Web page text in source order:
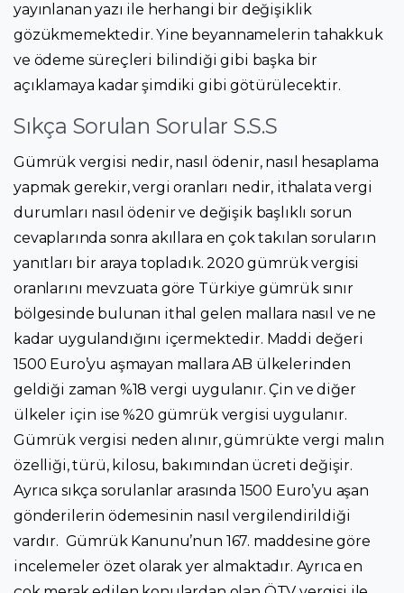
yayınlanan yazı ile herhangi bir değişiklik
gözükmemektedir. Yine beyannamelerin tahakkuk
ve ödeme süreçleri bilindiği gibi başka bir
açıklamaya kadar şimdiki gibi götürülecektir.
Sıkça Sorulan Sorular S.S.S
Gümrük vergisi nedir, nasıl ödenir, nasıl hesaplama
yapmak gerekir, vergi oranları nedir, ithalata vergi
durumları nasıl ödenir ve değişik başlıklı sorun
cevaplarında sonra akıllara en çok takılan soruların
yanıtları bir araya topladık. 2020 gümrük vergisi
oranlarını mevzuata göre Türkiye gümrük sınır
bölgesinde bulunan ithal gelen mallara nasıl ve ne
kadar uygulandığını içermektedir. Maddi değeri
1500 Euro’yu aşmayan mallara AB ülkelerinden
geldiği zaman %18 vergi uygulanır. Çin ve diğer
ülkeler için ise %20 gümrük vergisi uygulanır.
Gümrük vergisi neden alınır, gümrükte vergi malın
özelliği, türü, kilosu, bakımından ücreti değişir.
Ayrıca sıkça sorulanlar arasında 1500 Euro’yu aşan
gönderilerin ödemesinin nasıl vergilendirildiği
vardır. Gümrük Kanunu’nun 167. maddesine göre
incelemeler özet olarak yer almaktadır. Ayrıca en